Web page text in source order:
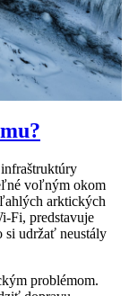
voľným okom
arktických
Fi, predstavuje
si udržať neustály
problémom.